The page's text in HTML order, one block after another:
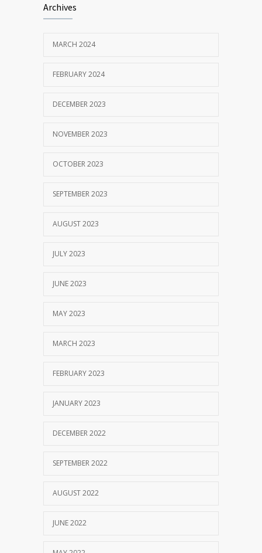
Unissula 2017/2018
Archives
MARCH 2024
FEBRUARY 2024
DECEMBER 2023
NOVEMBER 2023
OCTOBER 2023
SEPTEMBER 2023
AUGUST 2023
JULY 2023
JUNE 2023
MAY 2023
MARCH 2023
FEBRUARY 2023
JANUARY 2023
DECEMBER 2022
SEPTEMBER 2022
AUGUST 2022
JUNE 2022